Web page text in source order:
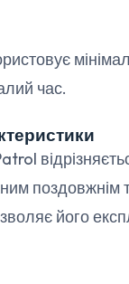
час.
поздовжнім
його